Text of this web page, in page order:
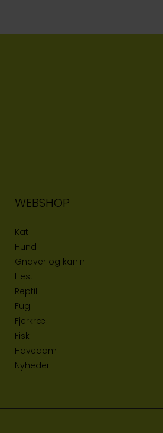
WEBSHOP
Kat
Hund
Gnaver og kanin
Hest
Reptil
Fugl
Fjerkræ
Fisk
Havedam
Nyheder